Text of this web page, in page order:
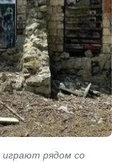
рядом со